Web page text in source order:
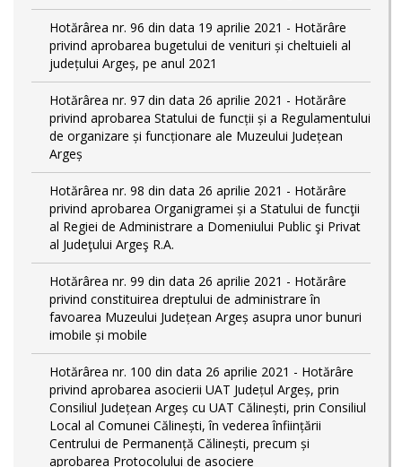
Hotărârea nr. 96 din data 19 aprilie 2021 - Hotărâre
privind aprobarea bugetului de venituri și cheltuieli al
județului Argeș, pe anul 2021
Hotărârea nr. 97 din data 26 aprilie 2021 - Hotărâre
privind aprobarea Statului de funcții și a Regulamentului
de organizare și funcționare ale Muzeului Județean
Argeș
Hotărârea nr. 98 din data 26 aprilie 2021 - Hotărâre
privind aprobarea Organigramei și a Statului de funcţii
al Regiei de Administrare a Domeniului Public şi Privat
al Judeţului Argeş R.A.
Hotărârea nr. 99 din data 26 aprilie 2021 - Hotărâre
privind constituirea dreptului de administrare în
favoarea Muzeului Județean Argeș asupra unor bunuri
imobile și mobile
Hotărârea nr. 100 din data 26 aprilie 2021 - Hotărâre
privind aprobarea asocierii UAT Județul Argeș, prin
Consiliul Județean Argeș cu UAT Călinești, prin Consiliul
Local al Comunei Călinești, în vederea înființării
Centrului de Permanență Călinești, precum și
aprobarea Protocolului de asociere